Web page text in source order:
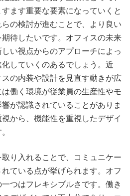
ます重要な要素になっていくと
の検討が進むことで、より良い
待したいです。オフィスの未来
い視点からのアプローチによっ
していくのあるでしょう。近
の内装や設計を見直す動きが広
働く環境が従業員の生産性やモ
が認識されていることがありま
から、機能性を重視したデザイ
り入れることで、コミュニケー
ている点が挙げられます。オフ
つはフレキシブルさです。働き